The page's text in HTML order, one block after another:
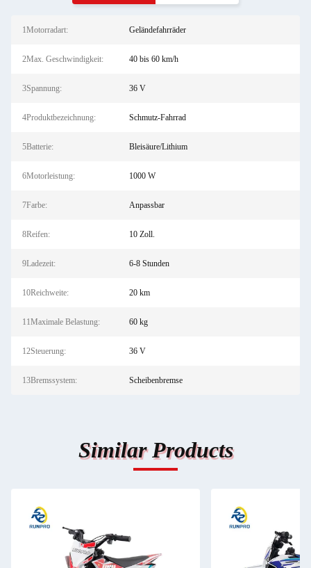
1Motorradart: Geländefahrräder
2Max. Geschwindigkeit: 40 bis 60 km/h
3Spannung: 36 V
4Produktbezeichnung: Schmutz-Fahrrad
5Batterie: Bleisäure/Lithium
6Motorleistung: 1000 W
7Farbe: Anpassbar
8Reifen: 10 Zoll.
9Ladezeit: 6-8 Stunden
10Reichweite: 20 km
11Maximale Belastung: 60 kg
12Steuerung: 36 V
13Bremssystem: Scheibenbremse
Similar Products